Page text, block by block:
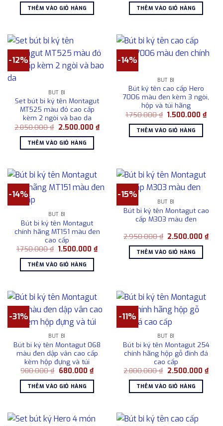
là:
1.080.000 ₫.
THÊM VÀO GIỎ HÀNG là:
1.080.000 ₫.
THÊM VÀO GIỎ HÀNG
-12%
BÚT BI
Set bút bi ký tên Montagut
MT525 màu đỏ cao cấp
kèm 2 ngòi và bao da
2.850.000₫ Giá
là:
2.850.000 ₫.
2.500.000 ₫Giá
hiện
THÊM VÀO GIỎ HÀNG
-14%
BÚT BI
Bút ký tên cao cấp Hero
7006 màu đen kèm 3 ngòi,
hộp và túi hãng
1.750.000₫ Giá
là:
1.750.000 ₫.
1.500.000₫Giá
hiện
THÊM VÀO GIỎ HÀNG
-14%
BÚT BI
Bút bi ký tên Montagut
chính hãng MT151 màu đen
cao cấp
1.750.000₫ Giá
là:
1.750.000 ₫.
1.500.000₫Giá
hiện
THÊM VÀO GIỎ HÀNG
-15%
BÚT BI
Bút bi ký tên Montagut cao
cấp M303 màu đen
2.950.000₫ Giá
là:
2.950.000 ₫.
2.500.000₫Giá
hiện
THÊM VÀO GIỎ HÀNG
-31%
BÚT BI
Bút bi ký tên Montagut 068
màu đen dập vân cao cấp
kèm hộp đựng và túi
980.000₫ Giá
là:
980.000 ₫.
680.000 ₫Giá
hiện
tại
680.000 ₫.
THÊM VÀO GIỎ HÀNG
-11%
BÚT BI
Bút bi ký tên Montagut 254
chính hãng hộp gỗ đính đá
cao cấp
2.800.000₫ Giá
là:
2.800.000 ₫.
2.500.000 ₫Giá
hiện
THÊM VÀO GIỎ HÀNG